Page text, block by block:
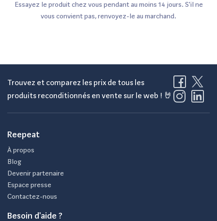
Essayez le produit chez vous pendant au moins 14 jours. S'il ne
vous convient pas, renvoyez-le au marchand.
Trouvez et comparez les prix de tous les
produits reconditionnés en vente sur le web ! 🤘
Reepeat
À propos
Blog
Devenir partenaire
Espace presse
Contactez-nous
Besoin d'aide ?